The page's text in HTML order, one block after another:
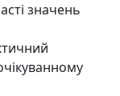
значень